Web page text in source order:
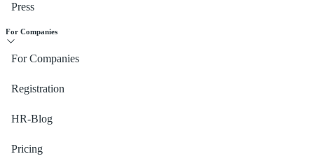
Press
For Companies
For Companies
Registration
HR-Blog
Pricing